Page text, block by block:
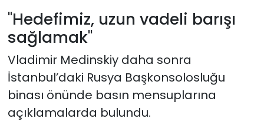
"Hedefimiz, uzun vadeli barışı
sağlamak"
Vladimir Medinskiy daha sonra
İstanbul’daki Rusya Başkonsolosluğu
binası önünde basın mensuplarına
açıklamalarda bulundu.